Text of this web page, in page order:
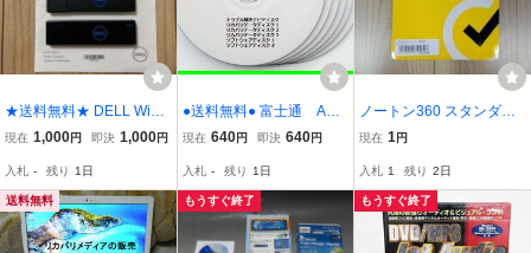
★送料無料★ DELL Wind
ows10 リカバリUSB 16
リ 8GB 2個セット
現在 1,000円 即決 1,000円
入札 - 残り 1日
●送料無料● 富士通 AH5
6/D Windows７ 64bit
リディスク （DVD 6枚）
リカバリディスク サポー
ト対応
現在 640円 即決 640円
入札 - 残り 1日
ノートン360 スタンダー
ド 15ヶ月 2代台版
現在 1円
入札 1 残り 2日
送料無料 もうすぐ終了 もうすぐ終了